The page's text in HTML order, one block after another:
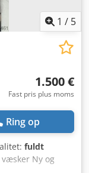
1 / 5
1.500 €
Fast pris plus moms
Ring op
fuldt
Ny og